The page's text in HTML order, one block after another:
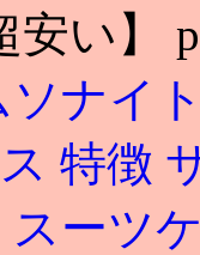
安い】
ソナイ
特徴
ーツ